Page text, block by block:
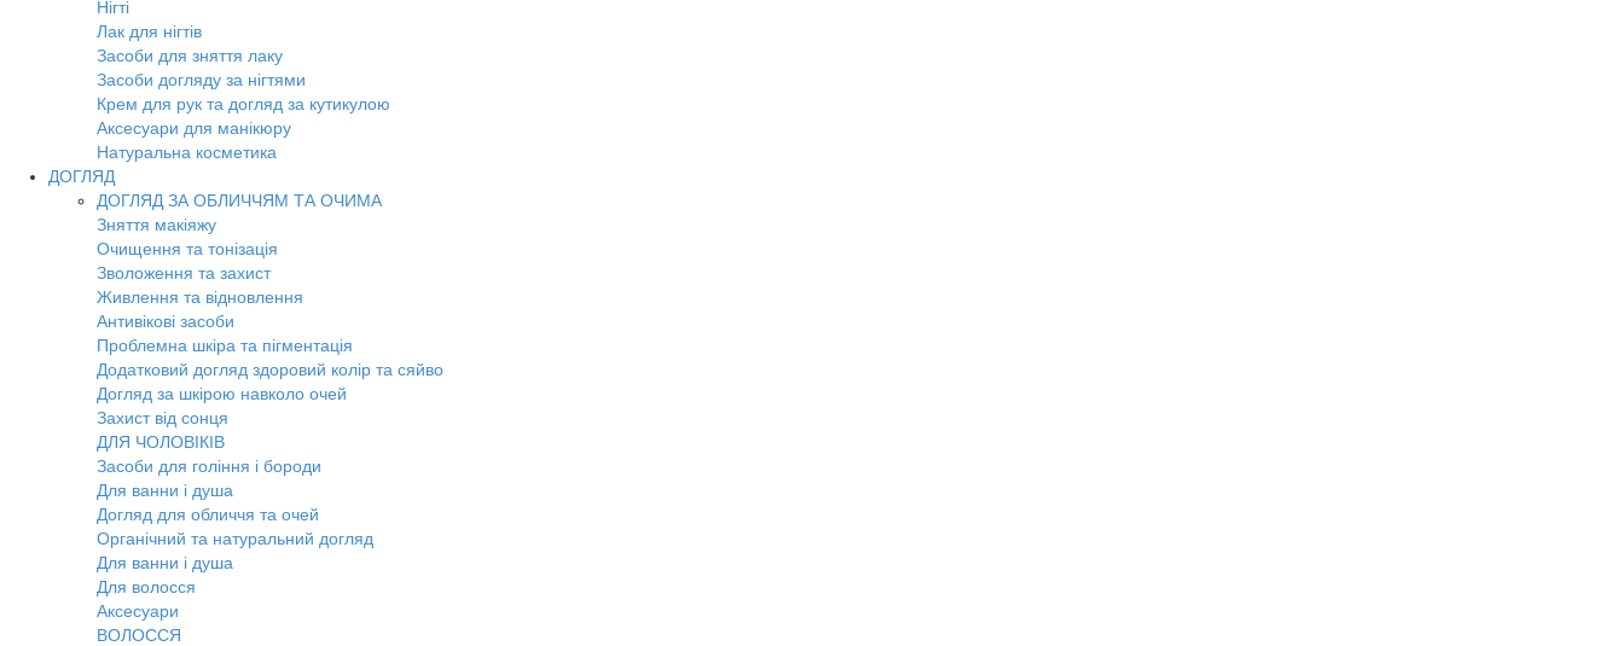
Нігті
Лак для нігтів
Засоби для зняття лаку
Засоби догляду за нігтями
Крем для рук та догляд за кутикулою
Аксесуари для манікюру
Натуральна косметика
ДОГЛЯД
ДОГЛЯД ЗА ОБЛИЧЧЯМ ТА ОЧИМА
Зняття макіяжу
Очищення та тонізація
Зволоження та захист
Живлення та відновлення
Антивікові засоби
Проблемна шкіра та пігментація
Додатковий догляд здоровий колір та сяйво
Догляд за шкірою навколо очей
Захист від сонця
ДЛЯ ЧОЛОВІКІВ
Засоби для гоління і бороди
Для ванни і душа
Догляд для обличчя та очей
Органічний та натуральний догляд
Для ванни і душа
Для волосся
Аксесуари
ВОЛОССЯ